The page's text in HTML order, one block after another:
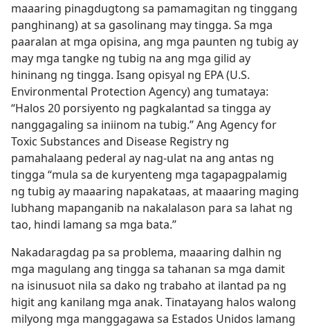
maaaring pinagdugtong sa pamamagitan ng tinggang
panghinang) at sa gasolinang may tingga. Sa mga
paaralan at mga opisina, ang mga paunten ng tubig ay
may mga tangke ng tubig na ang mga gilid ay
hininang ng tingga. Isang opisyal ng EPA (U.S.
Environmental Protection Agency) ang tumataya:
“Halos 20 porsiyento ng pagkalantad sa tingga ay
nanggagaling sa iniinom na tubig.” Ang Agency for
Toxic Substances and Disease Registry ng
pamahalaang pederal ay nag-ulat na ang antas ng
tingga “mula sa de kuryenteng mga tagapagpalamig
ng tubig ay maaaring napakataas, at maaaring maging
lubhang mapanganib na nakalalason para sa lahat ng
tao, hindi lamang sa mga bata.”
Nakadaragdag pa sa problema, maaaring dalhin ng
mga magulang ang tingga sa tahanan sa mga damit
na isinusuot nila sa dako ng trabaho at ilantad pa ng
higit ang kanilang mga anak. Tinatayang halos walong
milyong mga manggagawa sa Estados Unidos lamang